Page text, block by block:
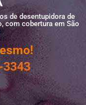
de desentupidora de
com cobertura em São
3343